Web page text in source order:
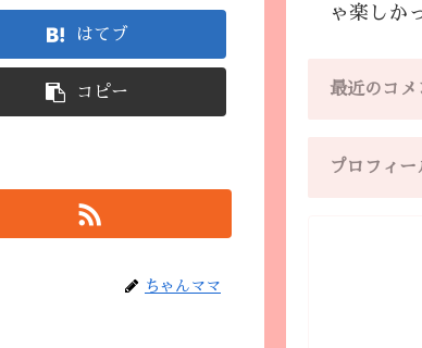
はてブ
コピー
ちゃんママ
ゃ楽しか
最近のコメ
プロフィー